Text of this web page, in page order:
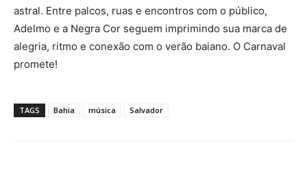
astral. Entre palcos, ruas e encontros com o público,
Adelmo e a Negra Cor seguem imprimindo sua marca de
alegria, ritmo e conexão com o verão baiano. O Carnaval
promete!
TAGS Bahia música Salvador